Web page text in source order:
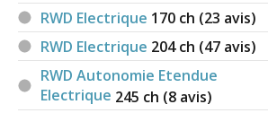
RWD Electrique 170 ch (23 avis)
RWD Electrique 204ch (47 avis)
RWD Autonomie Etendue
Electrique 245 ch (8 avis)